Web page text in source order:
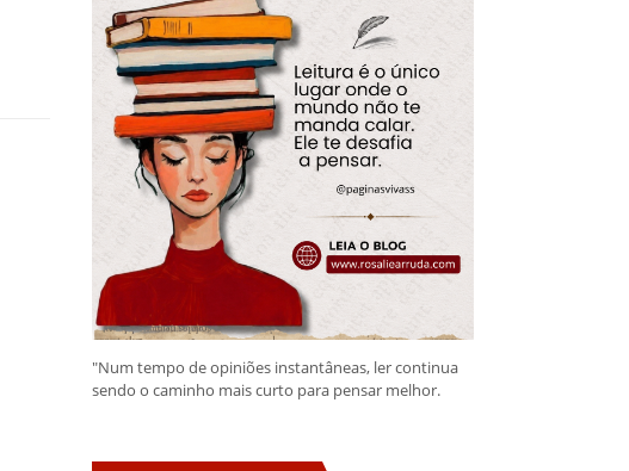
"Num tempo de opiniões instantâneas, ler continua
sendo o caminho mais curto para pensar melhor.